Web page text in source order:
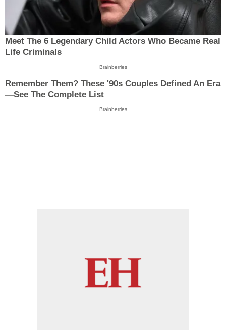
Meet The 6 Legendary Child Actors Who Became Real
Life Criminals
Brainberries
Remember Them? These '90s Couples Defined An Era
—See The Complete List
Brainberries